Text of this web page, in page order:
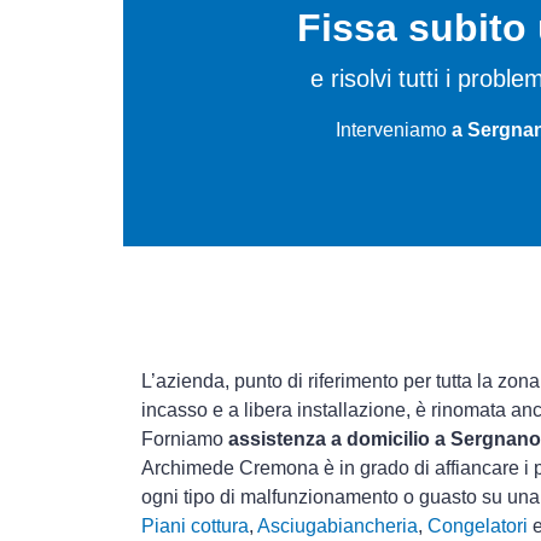
Fissa subito
e risolvi tutti i
Interveniamo a
L’azienda, punto di riferimento per tutta la
incasso e a libera installazione, è rinomata
Forniamo assistenza a domicilio a Sergnano
Archimede Cremona è in grado di affiancare i
ogni tipo di malfunzionamento o guasto su
Piani cottura, Asciugabiancheria, Congelatori